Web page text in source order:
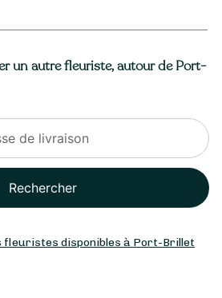
un autre fleuriste, autour de Port-
Rechercher
fleuristes disponibles à Port-Brillet